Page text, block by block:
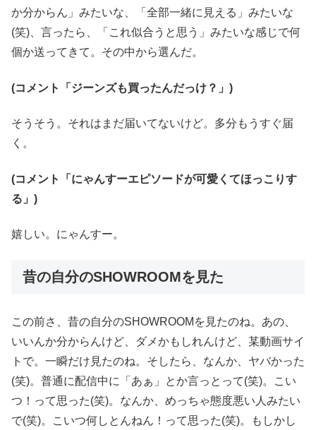
か分からん」みたいな、「全部一緒に見える」みたいな
(笑)、言ったら、「これ似合うと思う」みたいな感じで何
個か送ってきて。その中から選んだ。
(コメント「ジーンズも買ったんだっけ？」)
そうそう。それはまだ届いてないけど。多分もうすぐ届
く。
(コメント「にゃんすーエピソードが可愛くてほっこりす
る」)
嬉しい。にゃんすー。
昔の自分のSHOWROOMを見た
この前さ、昔の自分のSHOWROOMを見たのね。あの、
いいんか分からんけど、ダメかもしれんけど、某動画サイ
トで。一瞬だけ見たのね。そしたら、なんか、ヤバかった
(笑)。普通に配信中に「あぁ」とか言っとって(笑)。こい
つ！って思った(笑)。なんか、めっちゃ態度悪い人みたい
で(笑)。こいつ何しとんねん！って思った(笑)。もしかし